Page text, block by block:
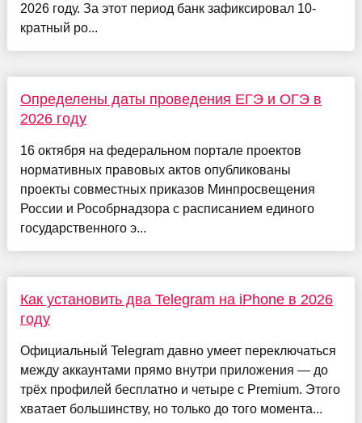
2026 году. За этот период банк зафиксировал 10-
кратный ро...
Определены даты проведения ЕГЭ и ОГЭ в
2026 году
16 октября на федеральном портале проектов
нормативных правовых актов опубликованы
проекты совместных приказов Минпросвещения
России и Рособрнадзора с расписанием единого
государственного э...
Как установить два Telegram на iPhone в 2026
году
Официальный Telegram давно умеет переключаться
между аккаунтами прямо внутри приложения — до
трёх профилей бесплатно и четыре с Premium. Этого
хватает большинству, но только до того момента...